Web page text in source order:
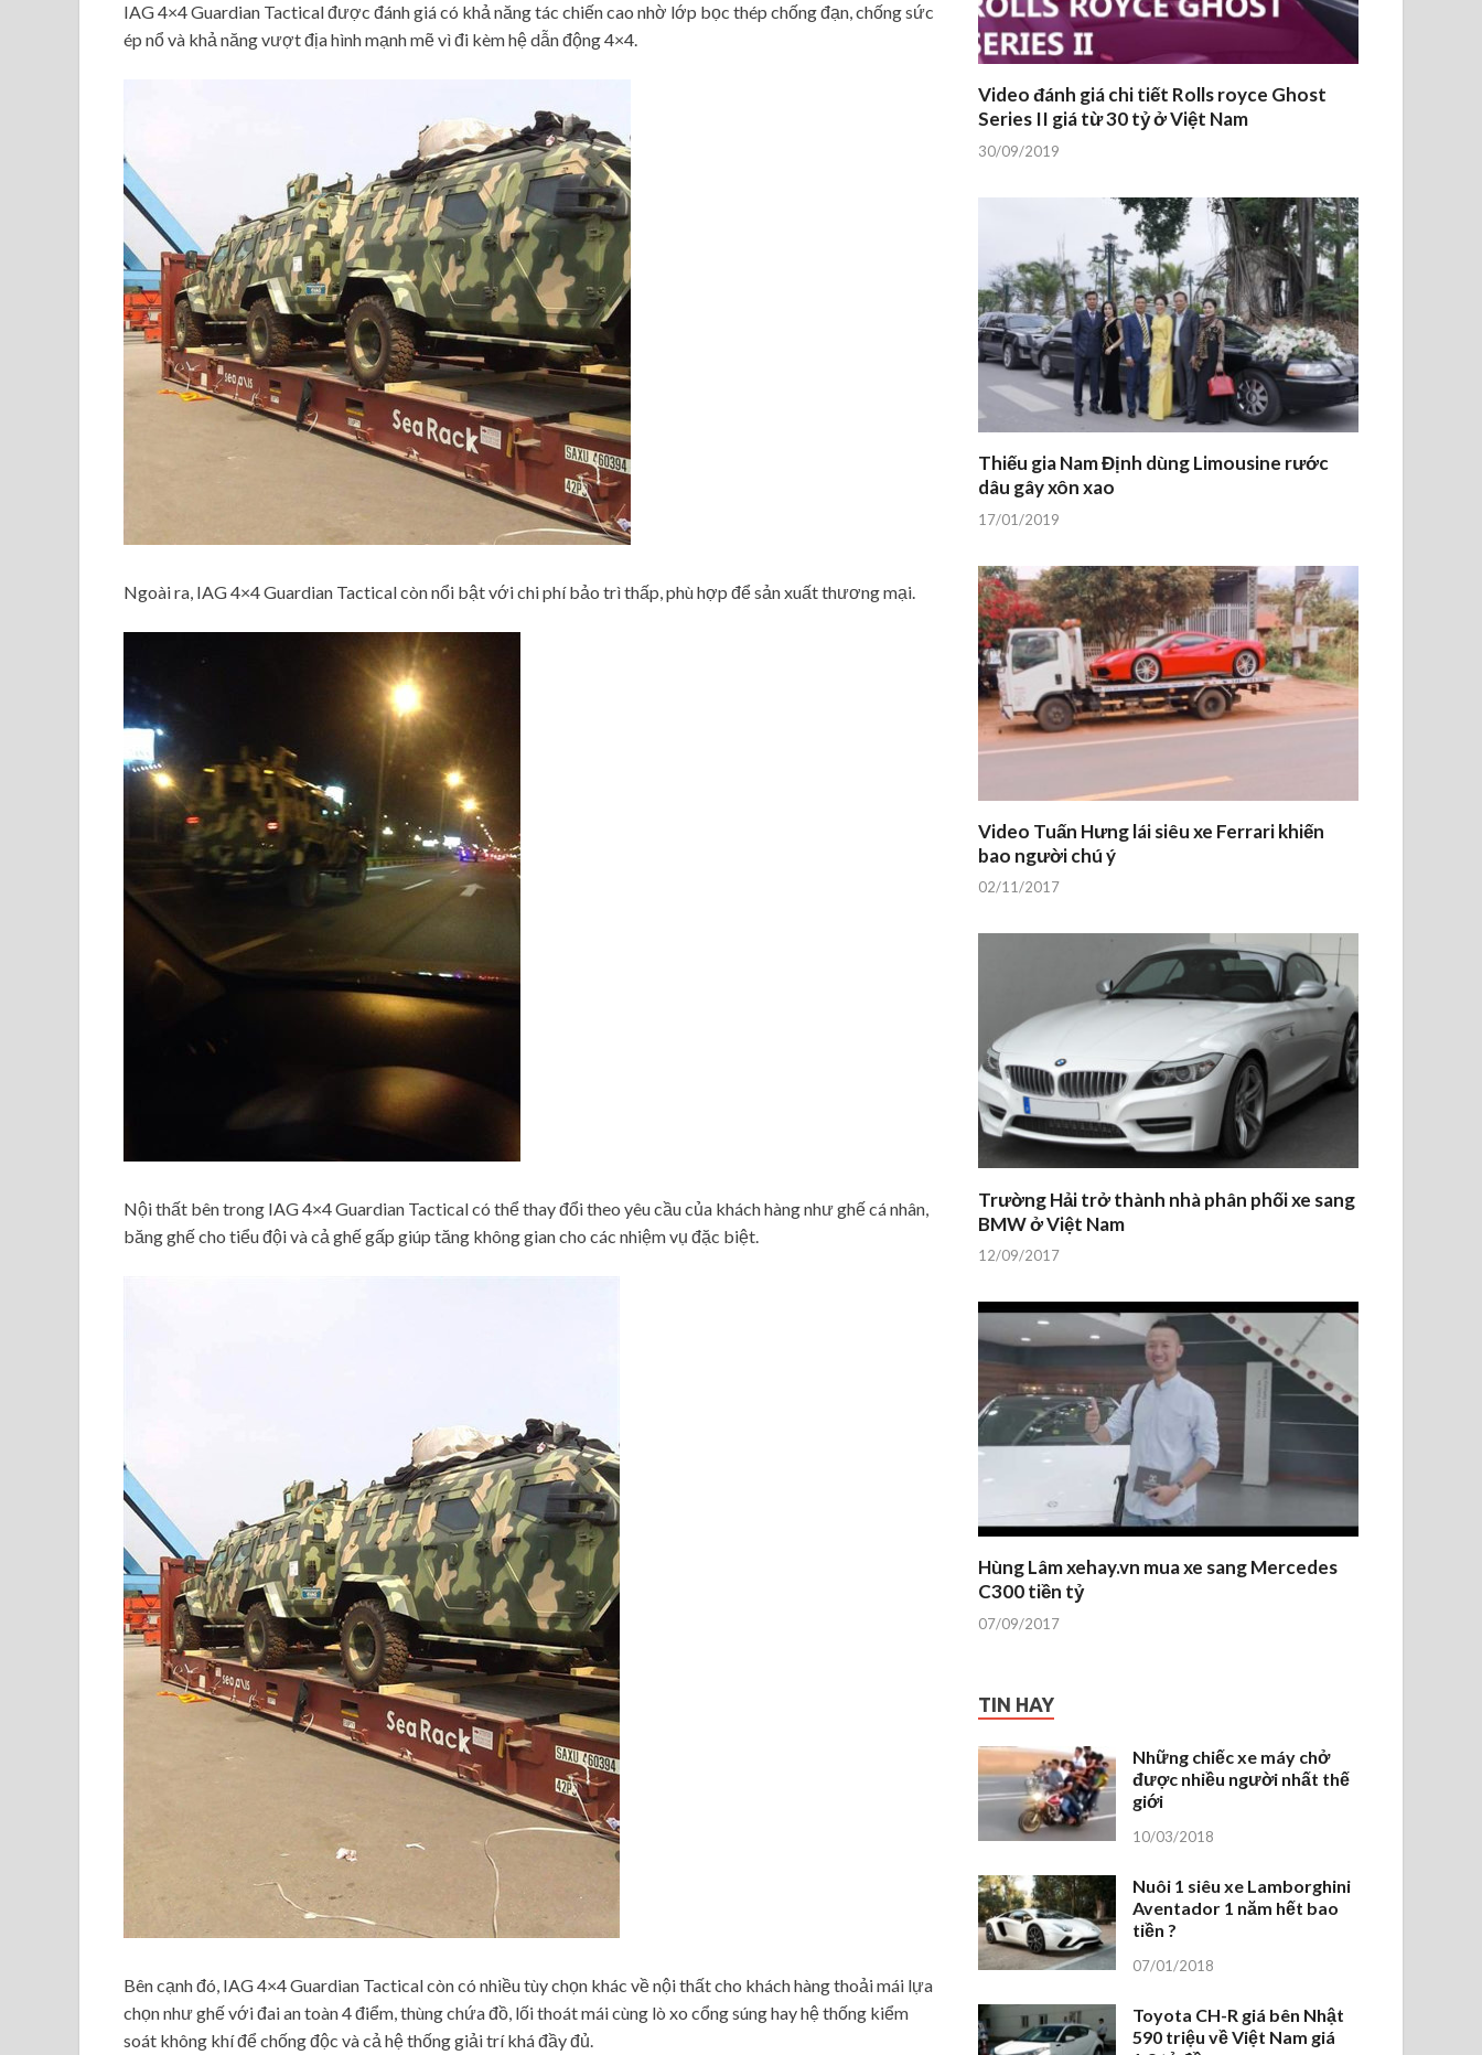
IAG 4×4 Guardian Tactical được đánh giá có khả năng tác chiến cao nhờ lớp bọc thép chống đạn, chống sức
ép nổ và khả năng vượt địa hình mạnh mẽ vì đi kèm hệ dẫn động 4×4.
Ngoài ra, IAG 4×4 Guardian Tactical còn nổi bật với chi phí bảo trì thấp, phù hợp để sản xuất thương mại.
Nội thất bên trong IAG 4×4 Guardian Tactical có thể thay đổi theo yêu cầu của khách hàng như ghế cá nhân,
băng ghế cho tiểu đội và cả ghế gấp giúp tăng không gian cho các nhiệm vụ đặc biệt.
Bên cạnh đó, IAG 4×4 Guardian Tactical còn có nhiều tùy chọn khác về nội thất cho khách hàng thoải mái lựa
chọn như ghế với đai an toàn 4 điểm, thùng chứa đồ, lối thoát mái cùng lò xo cổng súng hay hệ thống kiểm
soát không khí để chống độc và cả hệ thống giải trí khá đầy đủ.
Video đánh giá chi tiết Rolls royce Ghost
Series II giá từ 30 tỷ ở Việt Nam
30/09/2019
Thiếu gia Nam Định dùng Limousine rước
dâu gây xôn xao
17/01/2019
Video Tuấn Hưng lái siêu xe Ferrari khiến
bao người chú ý
02/11/2017
Trường Hải trở thành nhà phân phối xe sang
BMW ở Việt Nam
12/09/2017
Hùng Lâm xehay.vn mua xe sang Mercedes
C300 tiền tỷ
07/09/2017
TIN HAY
Những chiếc xe máy chở
được nhiều người nhất thế
giới
10/03/2018
Nuôi 1 siêu xe Lamborghini
Aventador 1 năm hết bao
tiền ?
07/01/2018
Toyota CH-R giá bên Nhật
590 triệu về Việt Nam giá